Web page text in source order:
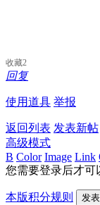
收藏2
回复
使用道具 举报
返回列表 发表新帖
高级模式
B Color Image Link
您需要登录后才可
本版积分规则 发